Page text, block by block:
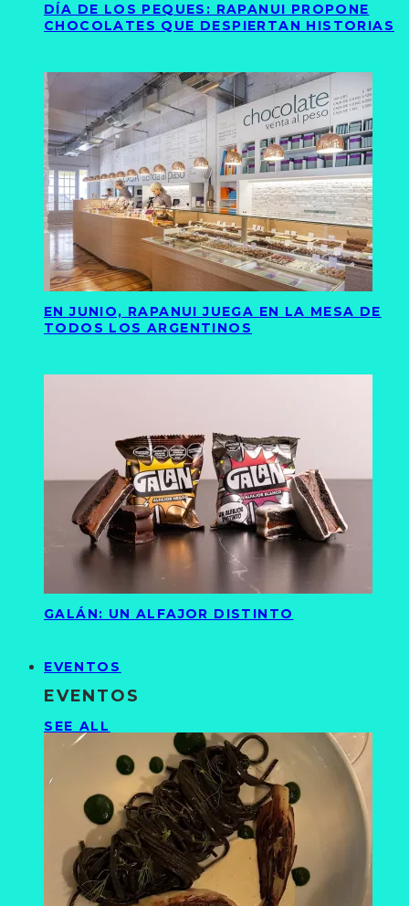
DÍA DE LOS PEQUES: RAPANUI PROPONE
CHOCOLATES QUE DESPIERTAN HISTORIAS
EN JUNIO, RAPANUI JUEGA EN LA MESA DE
TODOS LOS ARGENTINOS
GALÁN: UN ALFAJOR DISTINTO
EVENTOS
EVENTOS
SEE ALL